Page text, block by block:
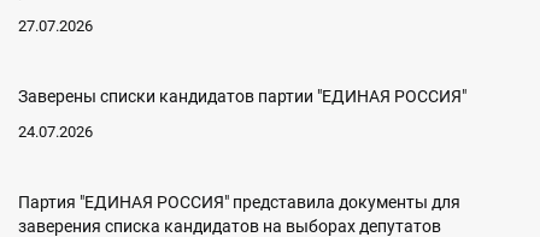
27.07.2026
Заверены списки кандидатов партии "ЕДИНАЯ РОССИЯ"
24.07.2026
Партия "ЕДИНАЯ РОССИЯ" представила документы для
заверения списка кандидатов на выборах депутатов